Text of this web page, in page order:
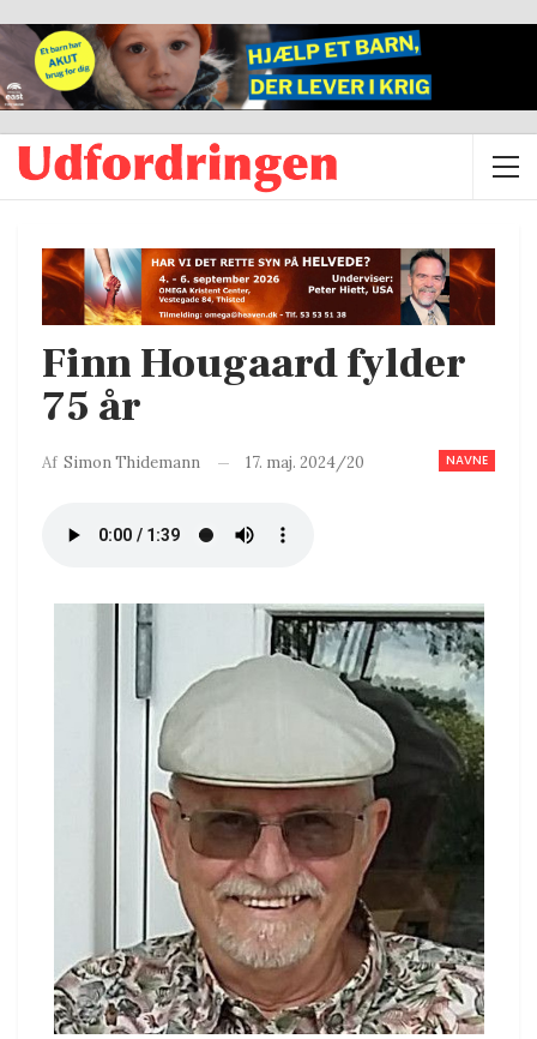
Finn Hougaard fylder
75 år
NAVNE
Af Simon Thidemann 17. maj. 2024/20